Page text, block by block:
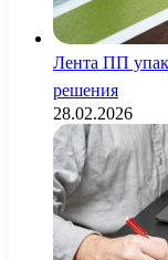
Лента ПП
решения
28.02.2026